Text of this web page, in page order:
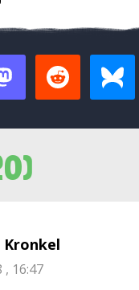
Kronkel
, 16:47